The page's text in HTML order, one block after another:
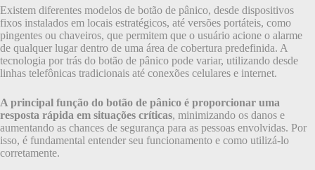
Existem diferentes modelos de botão de pânico, desde dispositivos
fixos instalados em locais estratégicos, até versões portáteis, como
pingentes ou chaveiros, que permitem que o usuário acione o alarme
de qualquer lugar dentro de uma área de cobertura predefinida. A
tecnologia por trás do botão de pânico pode variar, utilizando desde
linhas telefônicas tradicionais até conexões celulares e internet.
A principal função do botão de pânico é proporcionar uma
resposta rápida em situações críticas, minimizando os danos e
aumentando as chances de segurança para as pessoas envolvidas. Por
isso, é fundamental entender seu funcionamento e como utilizá-lo
corretamente.